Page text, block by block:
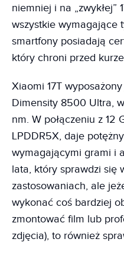
niemniej i na „zwykłej”
wszystkie wymagające
smartfony posiadają
który chroni przed
Xiaomi 17T
Dimensity 8500 Ultra,
nm. W połączeniu z 12
LPDDR5X, daje
wymagającymi grami i
lata, który sprawdzi się
zastosowaniach, ale
wykonać coś bardziej
zmontować film lub
zdjęcia), to również